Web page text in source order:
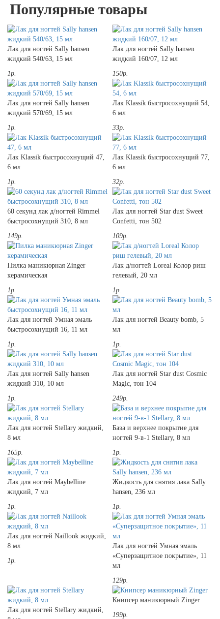
Популярные товары
Лак для ногтей Sally hansen
жидкий 540/63, 15 мл
1р.
Лак для ногтей Sally hansen
жидкий 160/07, 12 мл
150р.
Лак для ногтей Sally hansen
жидкий 570/69, 15 мл
1р.
Лак Klassik быстросохнущий 54,
6 мл
33р.
Лак Klassik быстросохнущий 47,
6 мл
1р.
Лак Klassik быстросохнущий 77,
6 мл
32р.
60 секунд лак д/ногтей Rimmel
быстросохнущий 310, 8 мл
149р.
Лак для ногтей Star dust Sweet
Confetti, тон 502
109р.
Пилка маникюрная Zinger
керамическая
1р.
Лак д/ногтей Loreal Колор риш
гелевый, 20 мл
1р.
Лак для ногтей Умная эмаль
быстросохнущий 16, 11 мл
1р.
Лак для ногтей Beauty bomb, 5
мл
1р.
Лак для ногтей Sally hansen
жидкий 310, 10 мл
1р.
Лак для ногтей Star dust Cosmic
Magic, тон 104
249р.
Лак для ногтей Stellary жидкий,
8 мл
165р.
База и верхнее покрытие для
ногтей 9-в-1 Stellary, 8 мл
1р.
Лак для ногтей Maybelline
жидкий, 7 мл
1р.
Жидкость для снятия лака Sally
hansen, 236 мл
1р.
Лак для ногтей Naillook жидкий,
8 мл
1р.
Лак для ногтей Умная эмаль
«Суперзащитное покрытие», 11
мл
129р.
Лак для ногтей Stellary жидкий,
Книпсер маникюрный Zinger
199р.